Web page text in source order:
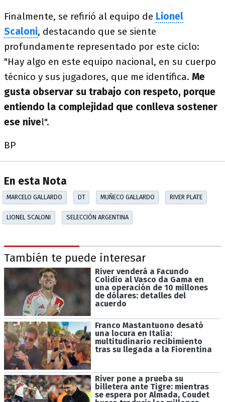
Finalmente, se refirió al equipo de Lionel
Scaloni, destacando que se siente
profundamente representado por este ciclo:
"Hay algo en este equipo nacional, en su cuerpo
técnico y sus jugadores, que me identifica. Me
gusta observar su trabajo con respeto, porque
entiendo la complejidad que conlleva sostener
ese nivel".
BP
En esta Nota
MARCELO GALLARDO DT MUÑECO GALLARDO RIVER PLATE
LIONEL SCALONI SELECCIÓN ARGENTINA
También te puede interesar
River venderá a Facundo
Colidio al Vasco da Gama en
una operación de 10 millones
de dólares: detalles del
acuerdo
Franco Mastantuono desató
una locura en Italia:
multitudinario recibimiento
tras su llegada a la Fiorentina
River pone a prueba su
billetera ante Tigre: mientras
se espera por Almada, Coudet